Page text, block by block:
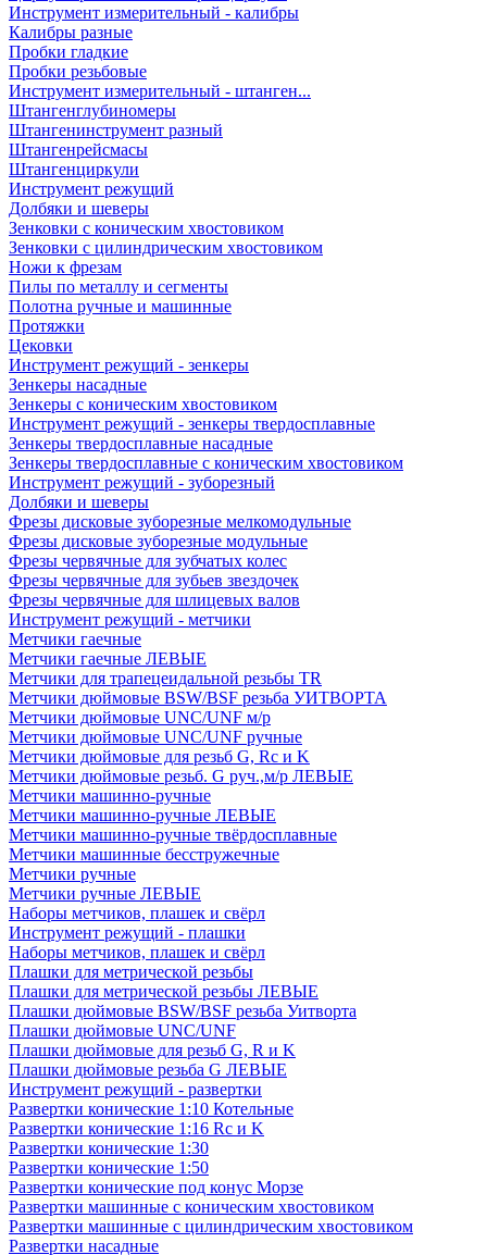
Инструмент измерительный - калибры
Калибры разные
Пробки гладкие
Пробки резьбовые
Инструмент измерительный - штанген...
Штангенглубиномеры
Штангенинструмент разный
Штангенрейсмасы
Штангенциркули
Инструмент режущий
Долбяки и шеверы
Зенковки с коническим хвостовиком
Зенковки с цилиндрическим хвостовиком
Ножи к фрезам
Пилы по металлу и сегменты
Полотна ручные и машинные
Протяжки
Цековки
Инструмент режущий - зенкеры
Зенкеры насадные
Зенкеры с коническим хвостовиком
Инструмент режущий - зенкеры твердосплавные
Зенкеры твердосплавные насадные
Зенкеры твердосплавные с коническим хвостовиком
Инструмент режущий - зуборезный
Долбяки и шеверы
Фрезы дисковые зуборезные мелкомодульные
Фрезы дисковые зуборезные модульные
Фрезы червячные для зубчатых колес
Фрезы червячные для зубьев звездочек
Фрезы червячные для шлицевых валов
Инструмент режущий - метчики
Метчики гаечные
Метчики гаечные ЛЕВЫЕ
Метчики для трапецеидальной резьбы TR
Метчики дюймовые BSW/BSF резьба УИТВОРТА
Метчики дюймовые UNC/UNF м/р
Метчики дюймовые UNC/UNF ручные
Метчики дюймовые для резьб G, Rc и K
Метчики дюймовые резьб. G руч.,м/р ЛЕВЫЕ
Метчики машинно-ручные
Метчики машинно-ручные ЛЕВЫЕ
Метчики машинно-ручные твёрдосплавные
Метчики машинные бесстружечные
Метчики ручные
Метчики ручные ЛЕВЫЕ
Наборы метчиков, плашек и свёрл
Инструмент режущий - плашки
Наборы метчиков, плашек и свёрл
Плашки для метрической резьбы
Плашки для метрической резьбы ЛЕВЫЕ
Плашки дюймовые BSW/BSF резьба Уитворта
Плашки дюймовые UNC/UNF
Плашки дюймовые для резьб G, R и K
Плашки дюймовые резьба G ЛЕВЫЕ
Инструмент режущий - развертки
Развертки конические 1:10 Котельные
Развертки конические 1:16 Rc и K
Развертки конические 1:30
Развертки конические 1:50
Развертки конические под конус Морзе
Развертки машинные с коническим хвостовиком
Развертки машинные с цилиндрическим хвостовиком
Развертки насадные